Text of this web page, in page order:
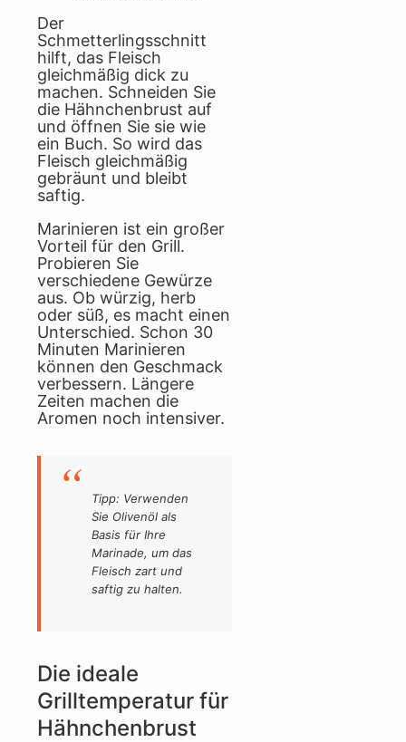
Der
Schmetterlingsschnitt
hilft, das Fleisch
gleichmäßig dick zu
machen. Schneiden Sie
die Hähnchenbrust auf
und öffnen Sie sie wie
ein Buch. So wird das
Fleisch gleichmäßig
gebräunt und bleibt
saftig.
Marinieren ist ein großer
Vorteil für den Grill.
Probieren Sie
verschiedene Gewürze
aus. Ob würzig, herb
oder süß, es macht einen
Unterschied. Schon 30
Minuten Marinieren
können den Geschmack
verbessern. Längere
Zeiten machen die
Aromen noch intensiver.
Tipp: Verwenden
Sie Olivenöl als
Basis für Ihre
Marinade, um das
Fleisch zart und
saftig zu halten.
Die ideale
Grilltemperatur für
Hähnchenbrust